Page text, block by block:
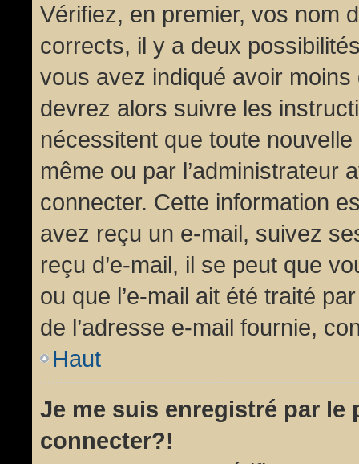
Vérifiez, en premier, vos nom
corrects, il y a deux
vous avez indiqué avoir
devrez alors suivre les
nécessitent que toute
même ou par l’administrateur
connecter. Cette information
avez reçu un e-mail, suivez
reçu d’e-mail, il se peut que
ou que l’e-mail ait été traité
de l’adresse e-mail fournie,
Haut
Je me suis enregistré par le
connecter?!